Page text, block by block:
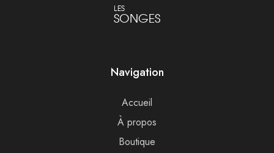
SONGES
LES
Navigation
Accueil
À propos
Boutique